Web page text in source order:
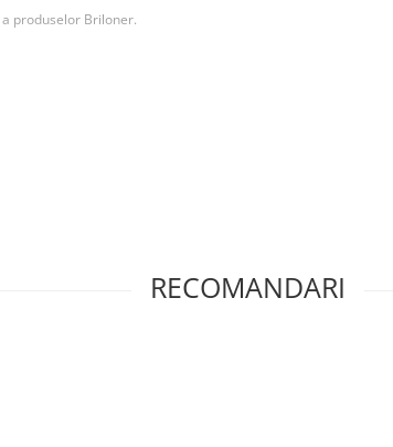
produselor Briloner.
sau comerciale.
a avea o estetica placuta
este extrem de functionala,
RECOMANDARI